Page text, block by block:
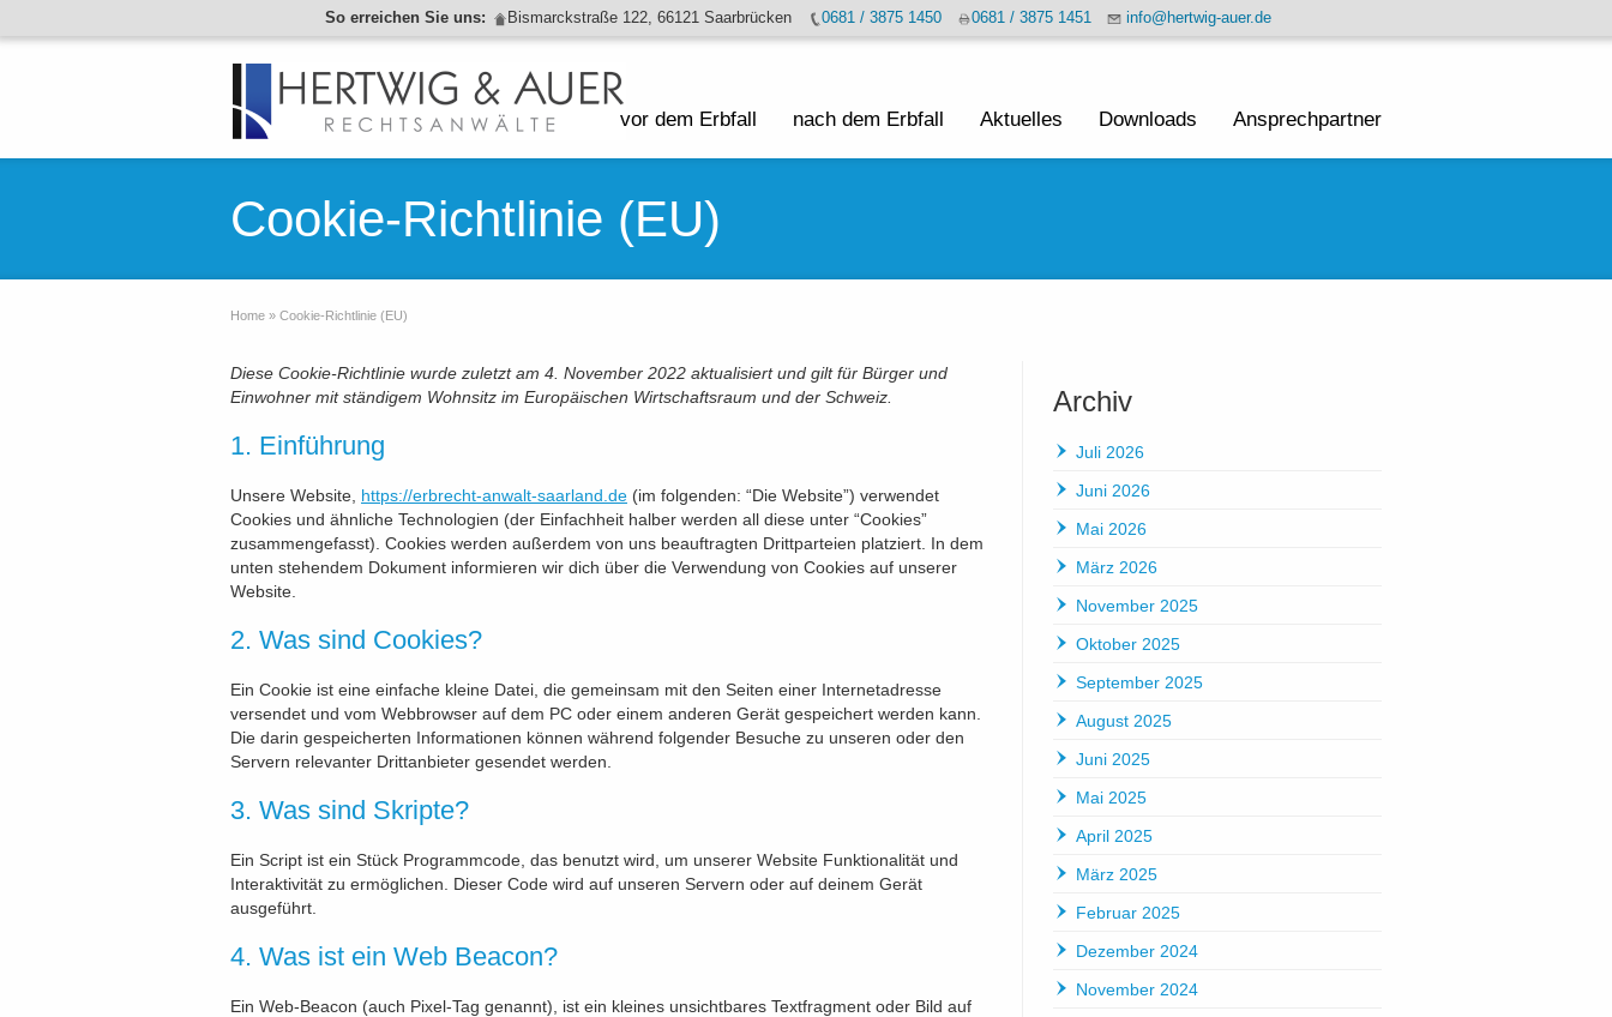
So erreichen Sie uns: Bismarckstraße 122, 66121 Saarbrücken 0681 / 3875 1450 0681 / 3875 1451 info@hertwig-auer.de
vor dem Erbfall nach dem Erbfall Aktuelles Downloads Ansprechpartner
Cookie-Richtlinie (EU)
Home » Cookie-Richtlinie (EU)
Diese Cookie-Richtlinie wurde zuletzt am 4. November 2022 aktualisiert und gilt für Bürger und
Einwohner mit ständigem Wohnsitz im Europäischen Wirtschaftsraum und der Schweiz.
1. Einführung
Unsere Website, https://erbrecht-anwalt-saarland.de (im folgenden: “Die Website”) verwendet
Cookies und ähnliche Technologien (der Einfachheit halber werden all diese unter “Cookies”
zusammengefasst). Cookies werden außerdem von uns beauftragten Drittparteien platziert. In dem
unten stehendem Dokument informieren wir dich über die Verwendung von Cookies auf unserer
Website.
2. Was sind Cookies?
Ein Cookie ist eine einfache kleine Datei, die gemeinsam mit den Seiten einer Internetadresse
versendet und vom Webbrowser auf dem PC oder einem anderen Gerät gespeichert werden kann.
Die darin gespeicherten Informationen können während folgender Besuche zu unseren oder den
Servern relevanter Drittanbieter gesendet werden.
3. Was sind Skripte?
Ein Script ist ein Stück Programmcode, das benutzt wird, um unserer Website Funktionalität und
Interaktivität zu ermöglichen. Dieser Code wird auf unseren Servern oder auf deinem Gerät
ausgeführt.
4. Was ist ein Web Beacon?
Ein Web-Beacon (auch Pixel-Tag genannt), ist ein kleines unsichtbares Textfragment oder Bild auf
Archiv
Juli 2026
Juni 2026
Mai 2026
März 2026
November 2025
Oktober 2025
September 2025
August 2025
Juni 2025
Mai 2025
April 2025
März 2025
Februar 2025
Dezember 2024
November 2024